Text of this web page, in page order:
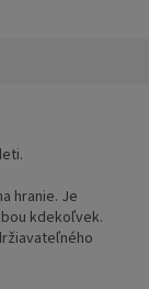
hranie. Je
kdekoľvek.